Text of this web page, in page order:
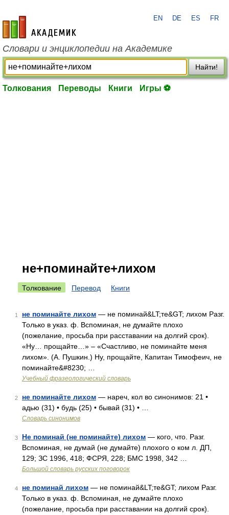
academic.ru
EN DE ES FR
Словари и энциклопедии на Академике
Найти!
Толкования Переводы Книги Игры ⚽
не+поминайте+лихом
Толкование Перевод Книги
1 не поминайте лихом — не поминай&LT;те&GT; лихом Разг.
Только в указ. ф. Вспоминая, не думайте плохо
(пожелание, просьба при расставании на долгий срок).
«Ну… прощайте…» – «Счастливо, не поминайте меня
лихом». (А. Пушкин.) Ну, прощайте, Капитан Тимофеич, не
поминайте&#8230; …
Учебный фразеологический словарь
2 не поминайте лихом — нареч, кол во синонимов: 21 •
адью (31) • будь (25) • бывай (31) • …
Словарь синонимов
3 Не поминай (не поминайте) лихом — кого, что. Разг.
Вспоминая, не думай (не думайте) плохого о ком л. ДП,
129; ЗС 1996, 418; ФСРЯ, 228; БМС 1998, 342 …
Большой словарь русских поговорок
4 не поминай лихом — не поминай&LT;те&GT; лихом Разг.
Только в указ. ф. Вспоминая, не думайте плохо
(пожелание, просьба при расставании на долгий срок).